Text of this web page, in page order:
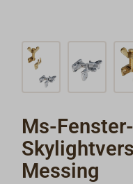
Ms-
Messing